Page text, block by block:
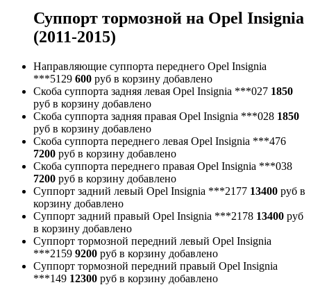
Суппорт тормозной на Opel Insignia
(2011-2015)
Направляющие суппорта переднего Opel Insignia
***5129 600 руб в корзину добавлено
Скоба суппорта задняя левая Opel Insignia ***027 1850
руб в корзину добавлено
Скоба суппорта задняя правая Opel Insignia ***028 1850
руб в корзину добавлено
Скоба суппорта переднего левая Opel Insignia ***476
7200 руб в корзину добавлено
Скоба суппорта переднего правая Opel Insignia ***038
7200 руб в корзину добавлено
Суппорт задний левый Opel Insignia ***2177 13400 руб в
корзину добавлено
Суппорт задний правый Opel Insignia ***2178 13400 руб
в корзину добавлено
Суппорт тормозной передний левый Opel Insignia
***2159 9200 руб в корзину добавлено
Суппорт тормозной передний правый Opel Insignia
***149 12300 руб в корзину добавлено